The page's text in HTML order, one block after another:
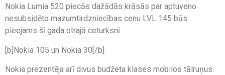
Nokia Lumia 520 piecās dažādās krāsās par aptuveno
nesubsidēto mazumtirdzniecības cenu LVL 145 būs
pieejams šī gada otrajā ceturksnī.
[b]Nokia 105 un Nokia 30[/b]
Nokia prezentēja arī divus budžeta klases mobilos tālruņus: